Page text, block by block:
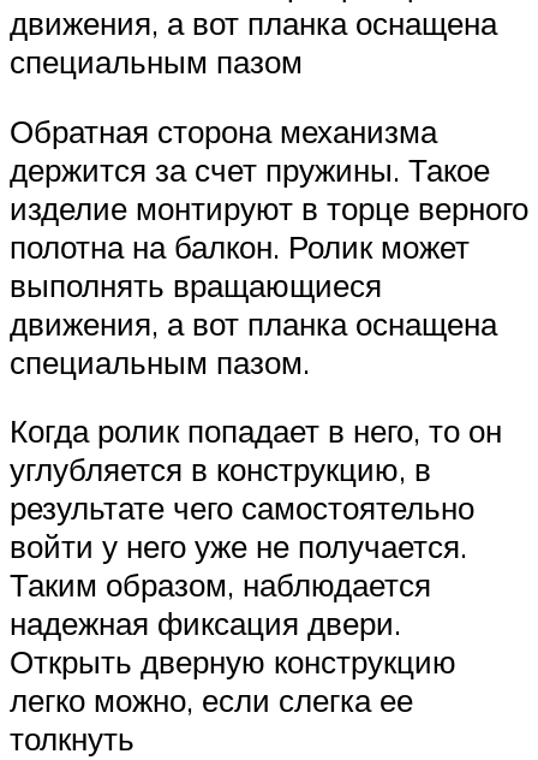
движения, а вот планка оснащена
специальным пазом
Обратная сторона механизма
держится за счет пружины. Такое
изделие монтируют в торце верного
полотна на балкон. Ролик может
выполнять вращающиеся
движения, а вот планка оснащена
специальным пазом.
Когда ролик попадает в него, то он
углубляется в конструкцию, в
результате чего самостоятельно
войти у него уже не получается.
Таким образом, наблюдается
надежная фиксация двери.
Открыть дверную конструкцию
легко можно, если слегка ее
толкнуть